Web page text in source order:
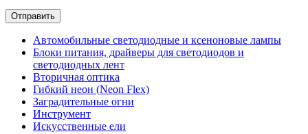
Отправить
Автомобильные светодиодные и ксеноновые лампы
Блоки питания, драйверы для светодиодов и
светодиодных лент
Вторичная оптика
Гибкий неон (Neon Flex)
Заградительные огни
Инструмент
Искусственные ели